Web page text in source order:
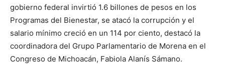
gobierno federal invirtió 1.6 billones de pesos en los
Programas del Bienestar, se atacó la corrupción y el
salario mínimo creció en un 114 por ciento, destacó la
coordinadora del Grupo Parlamentario de Morena en el
Congreso de Michoacán, Fabiola Alanís Sámano.